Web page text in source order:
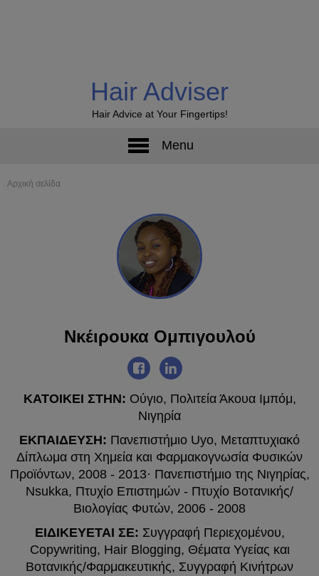
Hair Adviser
Hair Advice at Your Fingertips!
Menu
Αρχική σελίδα
Νκέιρουκα Ομπιγουλού
ΚΑΤΟΙΚΕΙ ΣΤΗΝ: Ούγιο, Πολιτεία Άκουα Ιμπόμ,
Νιγηρία
ΕΚΠΑΙΔΕΥΣΗ: Πανεπιστήμιο Uyo, Μεταπτυχιακό
Δίπλωμα στη Χημεία και Φαρμακογνωσία Φυσικών
Προϊόντων, 2008 - 2013· Πανεπιστήμιο της Νιγηρίας,
Nsukka, Πτυχίο Επιστημών - Πτυχίο Βοτανικής/
Βιολογίας Φυτών, 2006 - 2008
ΕΙΔΙΚΕΥΕΤΑΙ ΣΕ: Συγγραφή Περιεχομένου,
Copywriting, Hair Blogging, Θέματα Υγείας και
Βοτανικής/Φαρμακευτικής, Συγγραφή Κινήτρων